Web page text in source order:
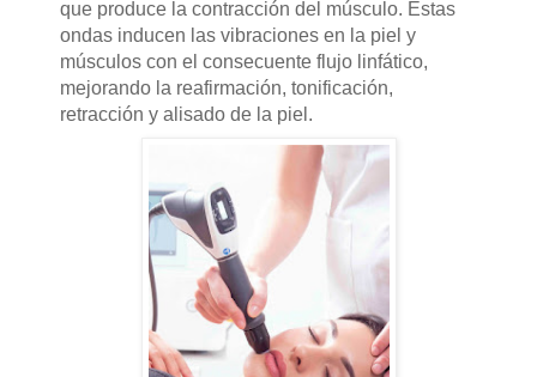
que produce la contracción del músculo. Estas
ondas inducen las vibraciones en la piel y
músculos con el consecuente flujo linfático,
mejorando la reafirmación, tonificación,
retracción y alisado de la piel.